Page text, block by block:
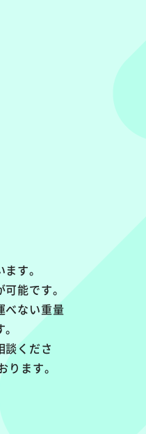
す。
能です。
べない重量
談くださ
ます。